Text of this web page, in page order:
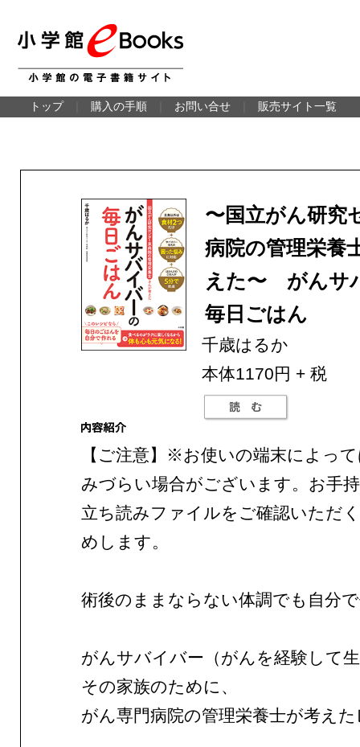
トップ 購入の手順 お問い合せ 販売サイト一覧
〜国立がん研究
病院の管理栄養
えた〜 がんサ
毎日ごはん
千歳はるか
本体1170円 + 税
【ご注意】※お使いの端末によっ
みづらい場合がございます。お手
立ち読みファイルをご確認いただ
めします。
術後のままならない体調でも自分
がんサバイバー（がんを経験して
その家族のために、
がん専門病院の管理栄養士が考え